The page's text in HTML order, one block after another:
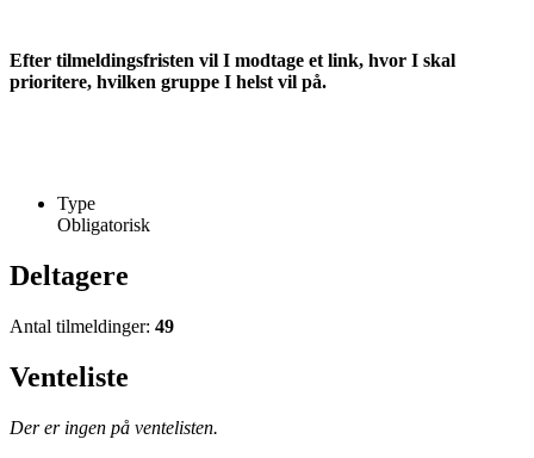
Efter tilmeldingsfristen vil I modtage et link, hvor I skal
prioritere, hvilken gruppe I helst vil på.
Type
Obligatorisk
Deltagere
Antal tilmeldinger: 49
Venteliste
Der er ingen på ventelisten.